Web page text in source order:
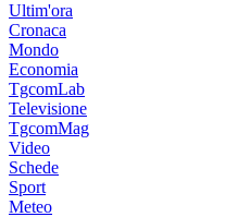
Ultim'ora
Cronaca
Mondo
Economia
TgcomLab
Televisione
TgcomMag
Video
Schede
Sport
Meteo